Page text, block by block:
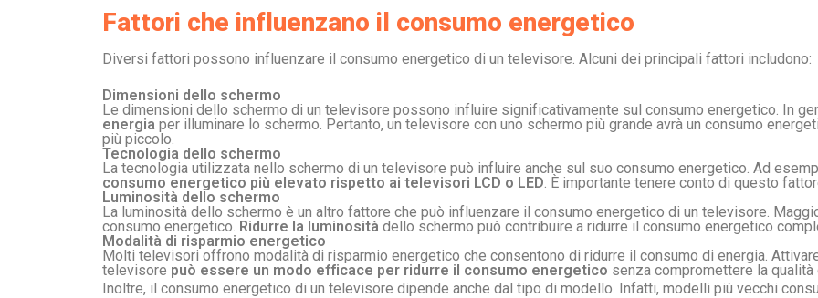
Fattori che influenzano il consumo energetico
Diversi fattori possono influenzare il consumo energetico di un televisore. Alcuni dei principali fattori includono:
Dimensioni dello schermo
Le dimensioni dello schermo di un televisore possono influire significativamente sul consumo energetico. In
energia per illuminare lo schermo. Pertanto, un televisore con uno schermo più grande avrà un consumo
più piccolo.
Tecnologia dello schermo
La tecnologia utilizzata nello schermo di un televisore può influire anche sul suo consumo energetico. Ad
consumo energetico più elevato rispetto ai televisori LCD o LED. È importante tenere conto di questo
Luminosità dello schermo
La luminosità dello schermo è un altro fattore che può influenzare il consumo energetico di un televisore.
consumo energetico. Ridurre la luminosità dello schermo può contribuire a ridurre il consumo energetico
Modalità di risparmio energetico
Molti televisori offrono modalità di risparmio energetico che consentono di ridurre il consumo di energia.
televisore può essere un modo efficace per ridurre il consumo energetico senza compromettere la qualità
Inoltre, il consumo energetico di un televisore dipende anche dal tipo di modello. Infatti, modelli più vecchi